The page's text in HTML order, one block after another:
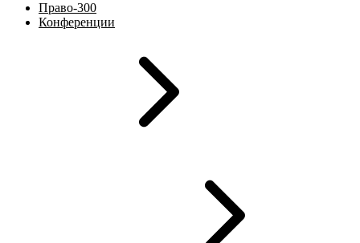
Право-300
Конференции